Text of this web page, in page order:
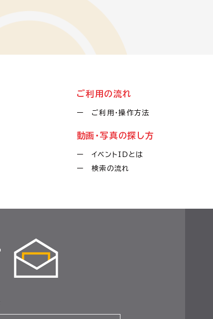
ご利用の流れ
ー ご利用・操作方法
動画・写真の探し方
ー イベントIDとは
ー 検索の流れ